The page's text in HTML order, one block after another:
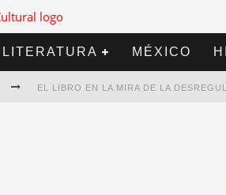
LITERATURA MÉXICO
EL LIBRO EN LA MIRA DE LA